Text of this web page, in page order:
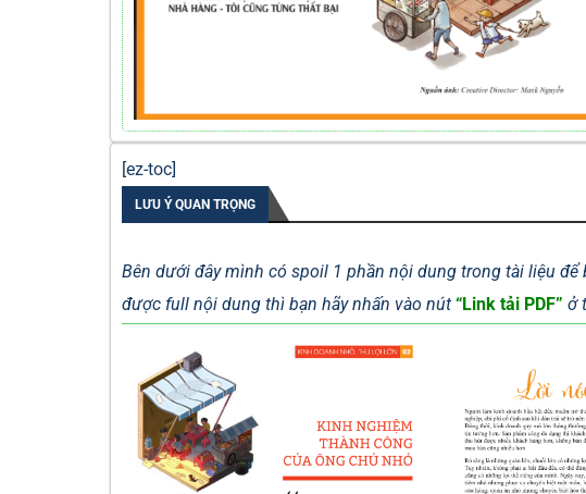
[ez-toc]
LƯU Ý QUAN TRỌNG
Bên dưới đây mình có spoil 1 phần nội dung trong tài liệu
được full nội dung thì bạn hãy nhấn vào nút “Link tải PDF” ở